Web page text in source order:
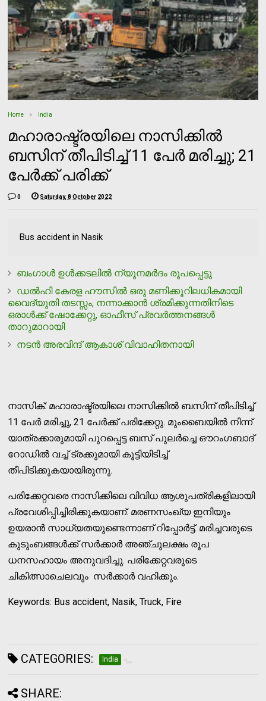
Home India
മഹാരാഷ്ട്രയിലെ നാസിക്കില്‍
ബസിന് തീപിടിച്ച് 11 പേര്‍ മരിച്ചു; 21
പേര്‍ക്ക് പരിക്ക്
0 Saturday, 8 October 2022
Bus accident in Nasik
ബംഗാള്‍ ഉള്‍ക്കടലില്‍ ന്യൂനമർദം രൂപപ്പെട്ടു
ഡൽഹി കേരള ഹൗസിൽ ഒരു മണിക്കൂറിലധികമായി
വൈദ്യുതി തടസ്സം, നന്നാക്കാൻ ശ്രമിക്കുന്നതിനിടെ
ഒരാൾക്ക് ഷോക്കേറ്റു, ഓഫീസ് പ്രവർത്തനങ്ങൾ
താറുമാറായി
നടന്‍ അരവിന്ദ് ആകാശ് വിവാഹിതനായി
നാസിക്: മഹാരാഷ്ട്രയിലെ നാസിക്കില്‍ ബസിന് തീപിടിച്ച്
11 പേര്‍ മരിച്ചു, 21 പേര്‍ക്ക് പരിക്കേറ്റു. മുംബൈയില്‍ നിന്ന്
യാത്രക്കാരുമായി പുറപ്പെട്ട ബസ് പുലര്‍ച്ചെ ഔറംഗബാദ്
റോഡില്‍ വച്ച് ട്രക്കുമായി കൂട്ടിയിടിച്ച്
തീപിടിക്കുകയായിരുന്നു.
പരിക്കേറ്റവരെ നാസിക്കിലെ വിവിധ ആശുപത്രികളിലായി
പ്രവേശിപ്പിച്ചിരിക്കുകയാണ്. മരണസംഖ്യ ഇനിയും
ഉയരാന്‍ സാധ്യതയുണ്ടെന്നാണ് റിപ്പോര്‍ട്ട്. മരിച്ചവരുടെ
കുടുംബങ്ങള്‍ക്ക് സര്‍ക്കാര്‍ അഞ്ചുലക്ഷം രൂപ
ധനസഹായം അനുവദിച്ചു. പരിക്കേറ്റവരുടെ
ചികിത്സാചെലവും സര്‍ക്കാര്‍ വഹിക്കും.
Keywords: Bus accident, Nasik, Truck, Fire
CATEGORIES: India
SHARE: